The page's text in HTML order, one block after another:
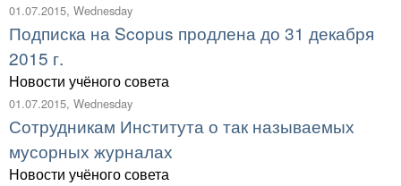
01.07.2015, Wednesday
Подписка на Scopus продлена до 31 декабря
2015 г.
Новости учёного совета
01.07.2015, Wednesday
Сотрудникам Института о так называемых
мусорных журналах
Новости учёного совета